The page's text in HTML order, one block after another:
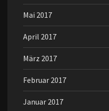
Mai 2017
April 2017
März 2017
Februar 2017
Januar 2017